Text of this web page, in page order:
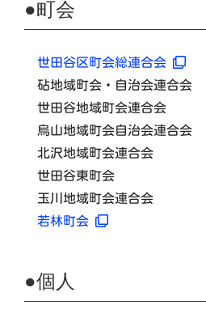
●町会
世田谷区町会総連合会
砧地域町会・自治会連合会
世田谷地域町会連合会
烏山地域町会自治会連合会
北沢地域町会連合会
世田谷東町会
玉川地域町会連合会
若林町会
●個人